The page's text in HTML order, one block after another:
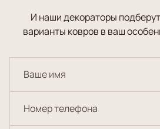
И наши декораторы
варианты ковров в ваш